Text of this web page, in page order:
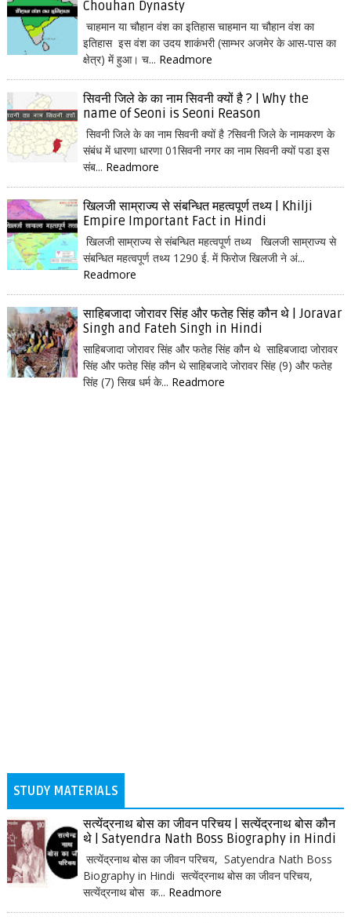
Chouhan Dynasty
चाहमान या चौहान वंश का इतिहास चाहमान या चौहान वंश का
इतिहास इस वंश का उदय शाकंभरी (साम्भर अजमेर के आस-पास का
क्षेत्र) में हुआ। च... Readmore
सिवनी जिले के का नाम सिवनी क्यों है ? | Why the
name of Seoni is Seoni Reason
सिवनी जिले के का नाम सिवनी क्यों है ?सिवनी जिले के नामकरण के
संबंध में धारणा धारणा 01सिवनी नगर का नाम सिवनी क्यों पडा इस
संब... Readmore
खिलजी साम्राज्य से संबन्धित महत्वपूर्ण तथ्य | Khilji
Empire Important Fact in Hindi
खिलजी साम्राज्य से संबन्धित महत्वपूर्ण तथ्य खिलजी साम्राज्य से
संबन्धित महत्वपूर्ण तथ्य 1290 ई. में फिरोज खिलजी ने अं...
Readmore
साहिबजादा जोरावर सिंह और फतेह सिंह कौन थे | Joravar
Singh and Fateh Singh in Hindi
साहिबजादा जोरावर सिंह और फतेह सिंह कौन थे साहिबजादा जोरावर
सिंह और फतेह सिंह कौन थे साहिबजादे जोरावर सिंह (9) और फतेह
सिंह (7) सिख धर्म के... Readmore
STUDY MATERIALS
सत्येंद्रनाथ बोस का जीवन परिचय | सत्येंद्रनाथ बोस कौन
थे | Satyendra Nath Boss Biography in Hindi
सत्येंद्रनाथ बोस का जीवन परिचय, Satyendra Nath Boss
Biography in Hindi सत्येंद्रनाथ बोस का जीवन परिचय,
सत्येंद्रनाथ बोस क... Readmore